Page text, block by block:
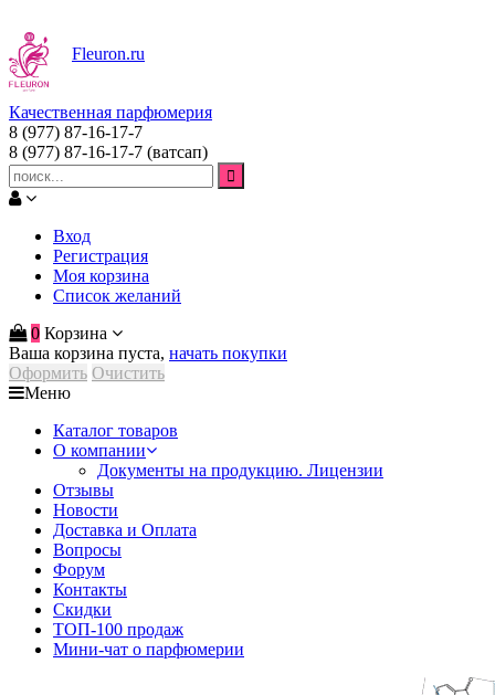
Fleuron.ru
Качественная парфюмерия
8 (977) 87-16-17-7
8 (977) 87-16-17-7 (ватсап)
Вход
Регистрация
Моя корзина
Список желаний
0 Корзина
Ваша корзина пуста, начать покупки
Оформить Очистить
Меню
Каталог товаров
О компании
Документы на продукцию. Лицензии
Отзывы
Новости
Доставка и Оплата
Вопросы
Форум
Контакты
Скидки
ТОП-100 продаж
Мини-чат о парфюмерии